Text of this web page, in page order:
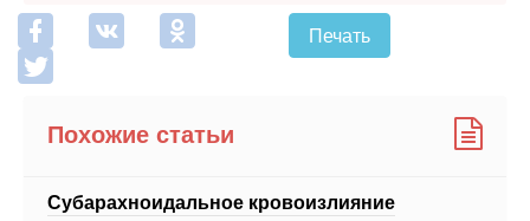
Печать
Похожие статьи
Субарахноидальное кровоизлияние